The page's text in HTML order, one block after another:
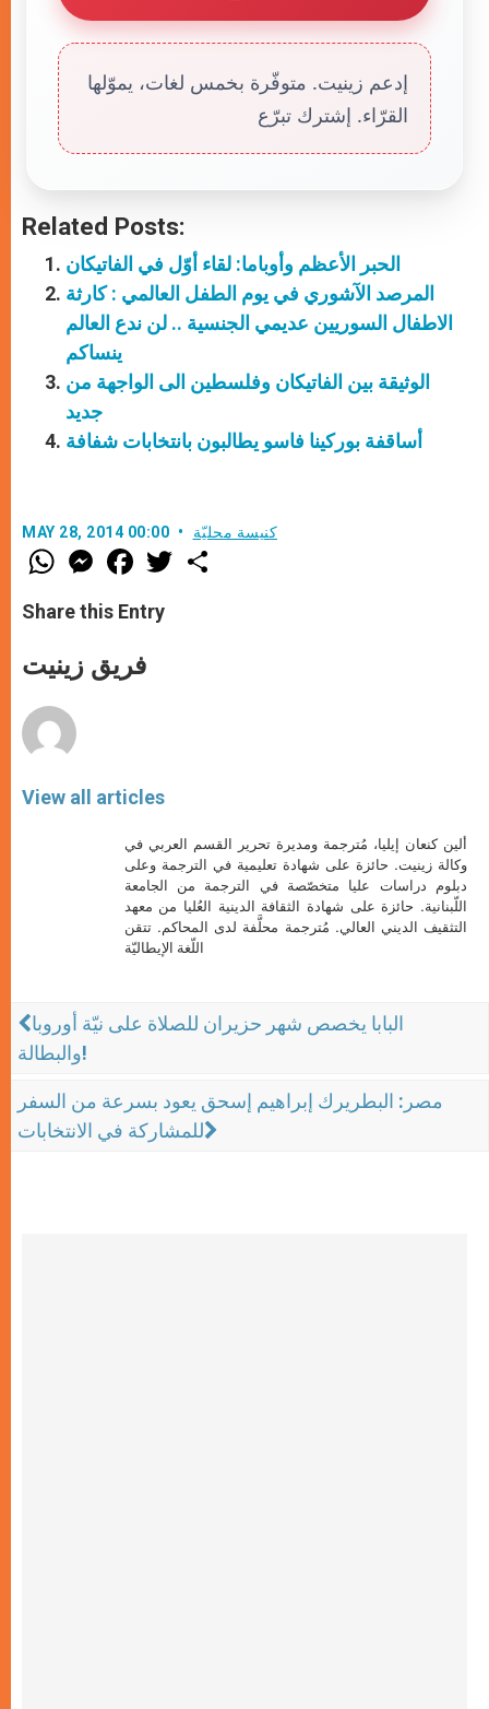
إدعم زينيت. متوفّرة بخمس لغات، يموّلها
القرّاء. إشترك تبرّع
Related Posts:
الحبر الأعظم وأوباما: لقاء أوّل في الفاتيكان
المرصد الآشوري في يوم الطفل العالمي : كارثة
الاطفال السوريين عديمي الجنسية .. لن ندع العالم
ينساكم
الوثيقة بين الفاتيكان وفلسطين الى الواجهة من
جديد
أساقفة بوركينا فاسو يطالبون بانتخابات شفافة
MAY 28, 2014 00:00 كنيسة محليّة
W
h
t
s
p
p
M
e
s
e
g
e
F
a
e
b
o
k
w
Share this Entry
فريق زينيت
View all articles
ألين كنعان إيليا، مُترجمة ومديرة تحرير القسم العربي في
وكالة زينيت. حائزة على شهادة تعليمية في الترجمة وعلى
دبلوم دراسات عليا متخصّصة في الترجمة من الجامعة
اللّبنانية. حائزة على شهادة الثقافة الدينية العُليا من معهد
التثقيف الديني العالي. مُترجمة محلَّفة لدى المحاكم. تتقن
اللّغة الإيطاليّة
البابا يخصص شهر حزيران للصلاة على نيّة أوروبا
والبطالة!
مصر: البطريرك إبراهيم إسحق يعود بسرعة من السفر
للمشاركة في الانتخابات